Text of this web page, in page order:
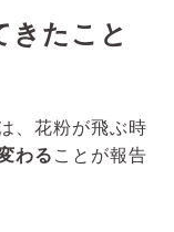
きたこと
、花粉が飛ぶ時
わることが報告